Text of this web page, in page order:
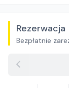
Rezerwacja
Bezpłatnie